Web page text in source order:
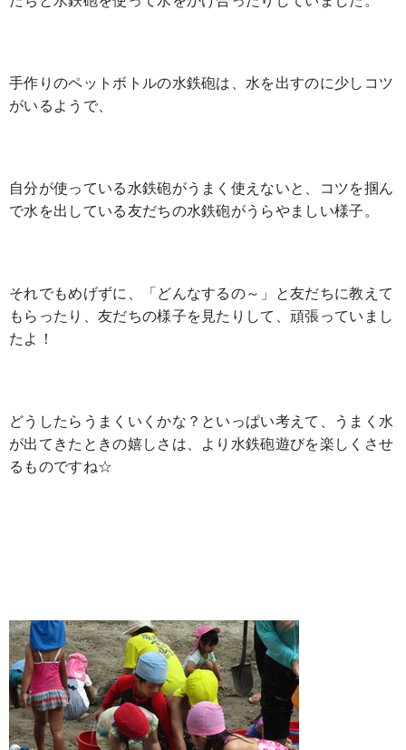
手作りのペットボトルの水鉄砲は、水を出すのに少しコツ
がいるようで、
自分が使っている水鉄砲がうまく使えないと、コツを掴ん
で水を出している友だちの水鉄砲がうらやましい様子。
それでもめげずに、「どんなするの～」と友だちに教えて
もらったり、友だちの様子を見たりして、頑張っていまし
たよ！
どうしたらうまくいくかな？といっぱい考えて、うまく水
が出てきたときの嬉しさは、より水鉄砲遊びを楽しくさせ
るものですね☆